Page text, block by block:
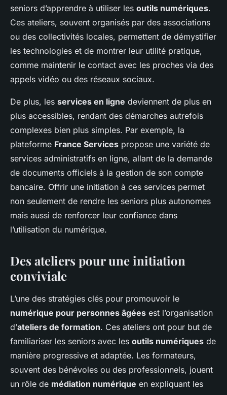
seniors d’apprendre à utiliser les outils numériques.
Ces ateliers, souvent organisés par des associations
ou des collectivités locales, permettent de démystifier
les technologies et de montrer leur utilité pratique,
comme maintenir le contact avec les proches via des
appels vidéo ou des réseaux sociaux.
De plus, les services en ligne deviennent de plus en
plus accessibles, rendant des démarches autrefois
complexes bien plus simples. Par exemple, la
plateforme France Services propose une variété de
services administratifs en ligne, allant de la demande
de documents officiels à la gestion de son compte
bancaire. Offrir une initiation à ces services permet
non seulement de rendre les seniors plus autonomes
mais aussi de renforcer leur confiance dans
l’utilisation du numérique.
Des ateliers pour une initiation
conviviale
L’une des stratégies clés pour promouvoir le
numérique pour personnes âgées est l’organisation
d’ateliers de formation. Ces ateliers ont pour but de
familiariser les seniors avec les outils numériques de
manière progressive et adaptée. Les formateurs,
souvent des bénévoles ou des professionnels, jouent
un rôle de médiation numérique en expliquant les